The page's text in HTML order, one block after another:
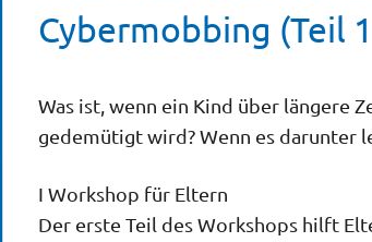
Cybermobbing (Teil
Was ist, wenn ein Kind über längere
gedemütigt wird? Wenn es darunter
I Workshop für Eltern
Der erste Teil des Workshops hilft